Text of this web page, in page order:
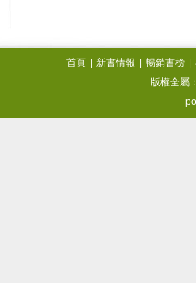
首頁 新書情報 暢銷書榜
版權全屬